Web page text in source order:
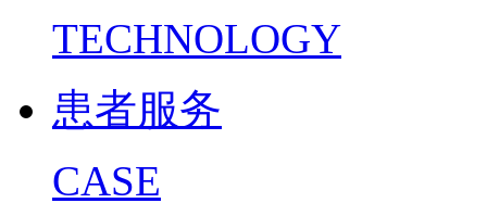
TECHNOLOGY
患者服务
CASE